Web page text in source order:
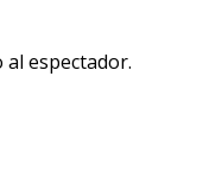
al espectador.